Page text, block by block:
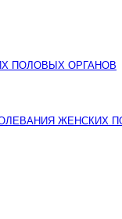
ПОЛОВЫХ ОРГАНОВ
ЖЕНСКИХ